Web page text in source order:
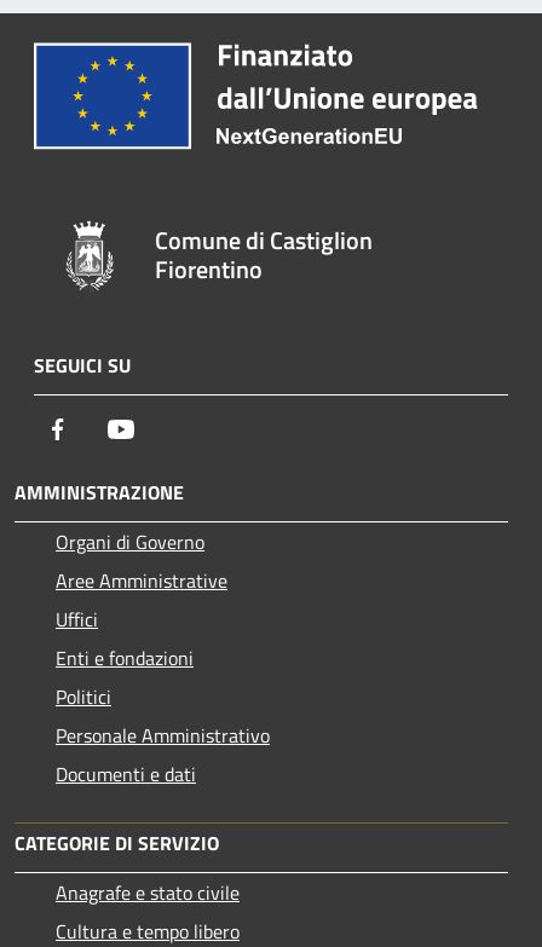
Comune di Castiglion
Fiorentino
SEGUICI SU
Facebook
AMMINISTRAZIONE
Organi di Governo
Aree Amministrative
Uffici
Enti e fondazioni
Politici
Personale Amministrativo
Documenti e dati
CATEGORIE DI SERVIZIO
Anagrafe e stato civile
Cultura e tempo libero